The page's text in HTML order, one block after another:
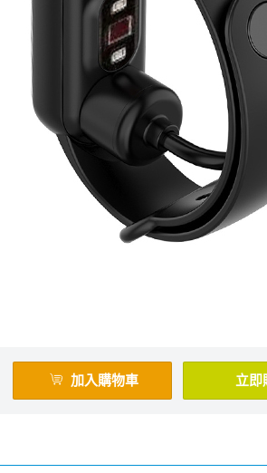
加入購物車 立即